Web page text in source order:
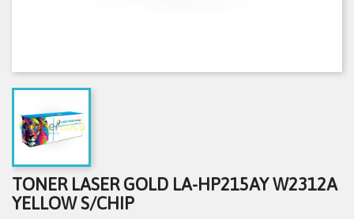
TONER LASER GOLD LA-HP215AY W2312A
YELLOW S/CHIP